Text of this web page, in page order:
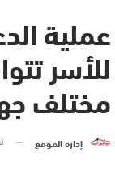
عملية
للأسر
مختلف
إدارة الموقع